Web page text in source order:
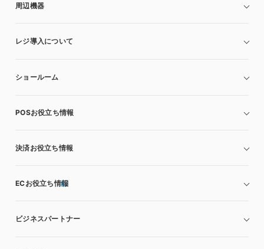
周辺機器
レジ導入について
ショールーム
POSお役立ち情報
決済お役立ち情報
ECお役立ち情報
ビジネスパートナー